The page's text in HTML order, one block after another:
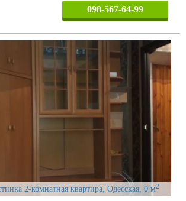
098-567-64-99
2-комнатная квартира, Одесская, 0 м2